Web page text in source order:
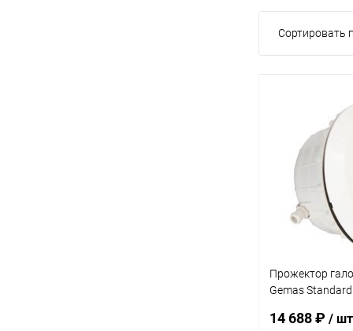
Сортировать
Прожектор
Gemas
(052118B)
14 688 ₽ / шт